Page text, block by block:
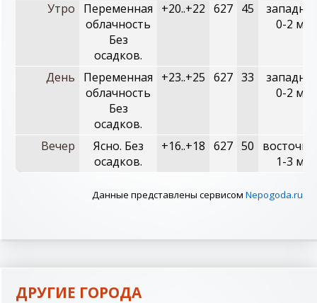
Утро
Переменная
облачность
Без
осадков.
+20..+22 627 45
0-2 м/с
День
Переменная
облачность
Без
осадков.
+23..+25 627 33
0-2 м/с
Вечер
Ясно. Без
осадков.
+16..+18 627 50
1-3 м/с
Данные представлены сервисом Nepogoda.ru
ДРУГИЕ ГОРОДА